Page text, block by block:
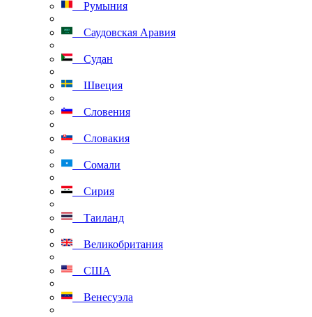
Румыния
Саудовская Аравия
Судан
Швеция
Словения
Словакия
Сомали
Сирия
Таиланд
Великобритания
США
Венесуэла